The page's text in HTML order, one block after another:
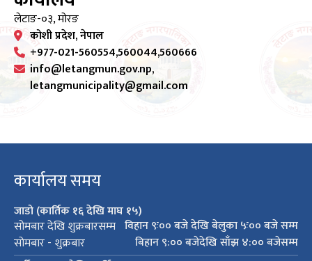
लेटाङ-०३, मोरङ
कोशी प्रदेश, नेपाल
+977-021-560554,560044,560666
info@letangmun.gov.np,
letangmunicipality@gmail.com
कार्यालय समय
जाडो (कार्तिक १६ देखि माघ १५)
सोमबार देखि शुक्रबारसम्म विहान ९ः०० बजे देखि बेलुका ५ः०० बजे सम्म
सोमबार - शुक्रबार
बिहान ९:०० बजेदेखि साँझ ४:०० बजेसम्म